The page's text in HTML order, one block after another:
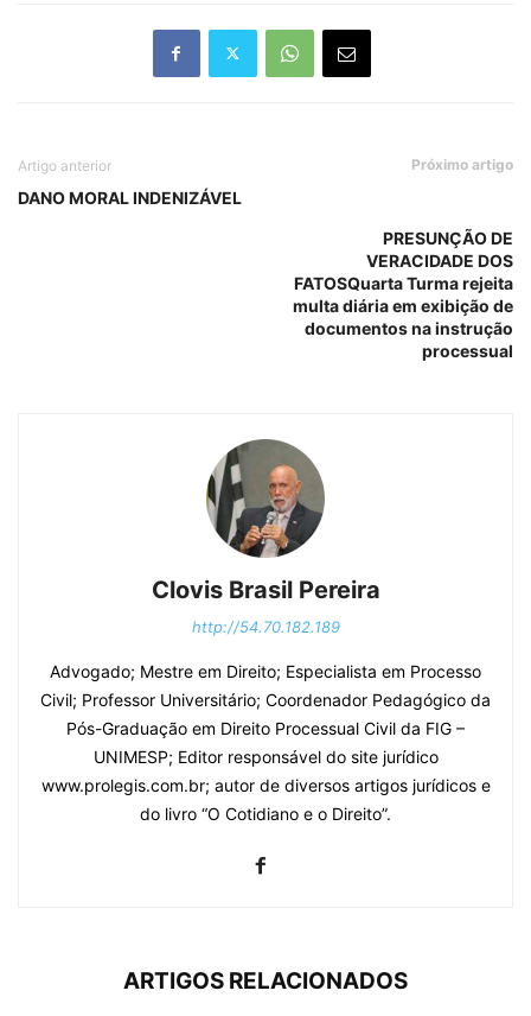
Artigo anterior
DANO MORAL INDENIZÁVEL
Próximo artigo
PRESUNÇÃO DE
VERACIDADE DOS
FATOSQuarta Turma rejeita
multa diária em exibição de
documentos na instrução
processual
Clovis Brasil Pereira
http://54.70.182.189
Advogado; Mestre em Direito; Especialista em Processo
Civil; Professor Universitário; Coordenador Pedagógico da
Pós-Graduação em Direito Processual Civil da FIG –
UNIMESP; Editor responsável do site jurídico
www.prolegis.com.br; autor de diversos artigos jurídicos e
do livro “O Cotidiano e o Direito”.
ARTIGOS RELACIONADOS